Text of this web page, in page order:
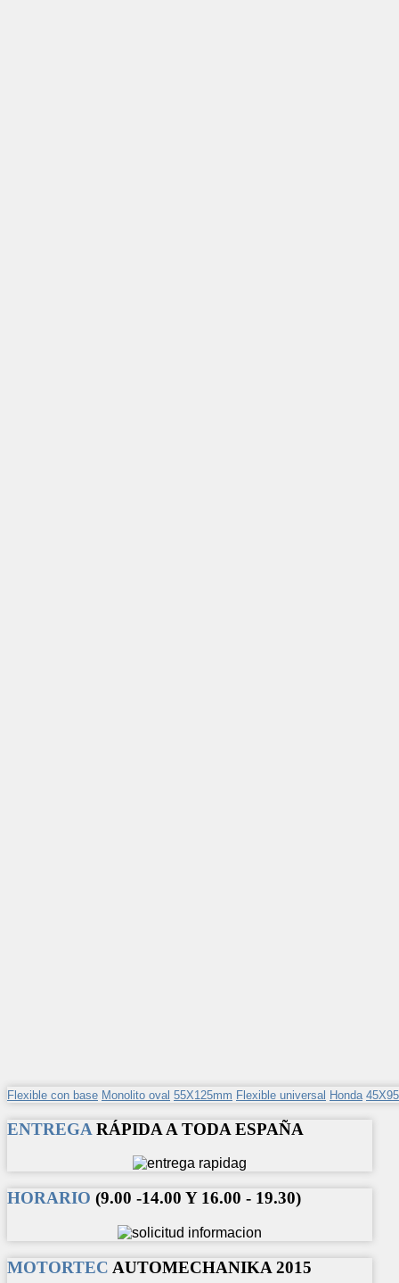
Flexible con base Monolito oval 55X125mm Flexible universal Honda
ENTREGA RÁPIDA A TODA ESPAÑA
HORARIO (9.00 -14.00 Y 16.00 - 19.30)
MOTORTEC AUTOMECHANIKA 2015